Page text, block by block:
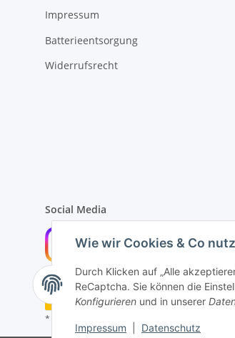
Wie wir Cookies & Co
Durch Klicken auf „Alle
ReCaptcha. Sie können die
Konfigurieren und in unserer
Impressum Datenschutz
Impressum
Batterieentsorgung
Widerrufsrecht
Social Media
Widerrufsbutton
* Alle Preise inkl. gesetzlicher USt., zzgl.